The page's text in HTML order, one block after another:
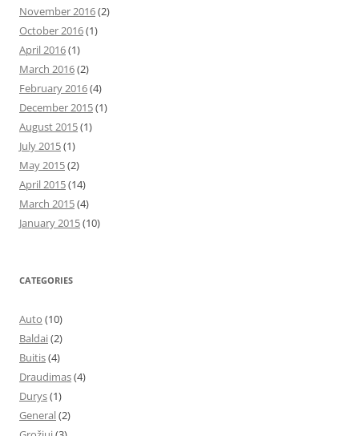
November 2016(2)
October 2016(1)
April 2016(1)
March 2016(2)
February 2016(4)
December 2015(1)
August 2015(1)
July 2015(1)
May 2015(2)
April 2015(14)
March 2015(4)
January 2015(10)
CATEGORIES
Auto (10)
Baldai(2)
Buitis(4)
Draudimas(4)
Durys(1)
General(2)